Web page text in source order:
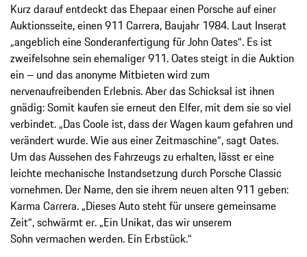
Kurz darauf entdeckt das Ehepaar einen Porsche auf einer
Auktionsseite, einen 911 Carrera, Baujahr 1984. Laut Inserat
„angeblich eine Sonderanfertigung für John Oates“. Es ist
zweifelsohne sein ehemaliger 911. Oates steigt in die Auktion
ein – und das anonyme Mitbieten wird zum
nervenaufreibenden Erlebnis. Aber das Schicksal ist ihnen
gnädig: Somit kaufen sie erneut den Elfer, mit dem sie so viel
verbindet. „Das Coole ist, dass der Wagen kaum gefahren und
verändert wurde. Wie aus einer Zeitmaschine“, sagt Oates.
Um das Aussehen des Fahrzeugs zu erhalten, lässt er eine
leichte mechanische Instandsetzung durch Porsche Classic
vornehmen. Der Name, den sie ihrem neuen alten 911 geben:
Karma Carrera. „Dieses Auto steht für unsere gemeinsame
Zeit“, schwärmt er. „Ein Unikat, das wir unserem
Sohn vermachen werden. Ein Erbstück.“